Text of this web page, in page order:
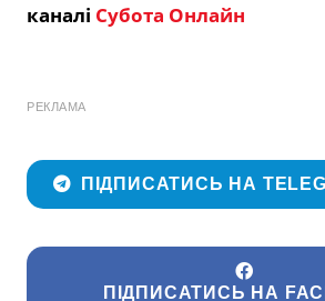
каналі Субота Онлайн
РЕКЛАМА
ПІДПИСАТИСЬ НА
ПІДПИСАТИСЬ НА